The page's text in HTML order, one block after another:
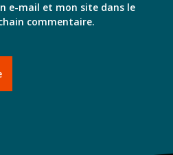
e-mail et mon site dans le
commentaire.